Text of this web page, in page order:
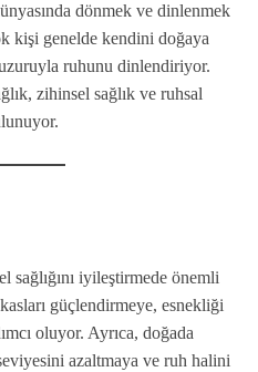
dönmek ve dinlenmek
kişi genelde kendini doğaya
ruhunu dinlendiriyor.
zihinsel sağlık ve ruhsal
iyileştirmede önemli
güçlendirmeye, esnekliği
oluyor. Ayrıca, doğada
azaltmaya ve ruh halini